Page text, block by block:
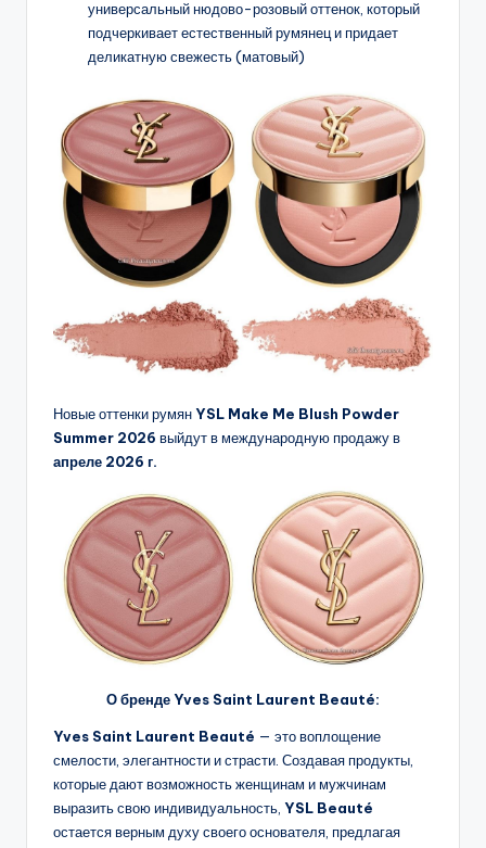
универсальный нюдово-розовый оттенок, который
подчеркивает естественный румянец и придает
деликатную свежесть (матовый)
Новые оттенки румянYSL Make Me Blush Powder
Summer 2026 выйдут в международную продажу в
апреле 2026 г.
О бренде Yves Saint Laurent Beauté:
Yves Saint Laurent Beauté — это воплощение
смелости, элегантности и страсти. Создавая продукты,
которые дают возможность женщинам и мужчинам
выразить свою индивидуальность, YSL Beauté
остается верным духу своего основателя, предлагая